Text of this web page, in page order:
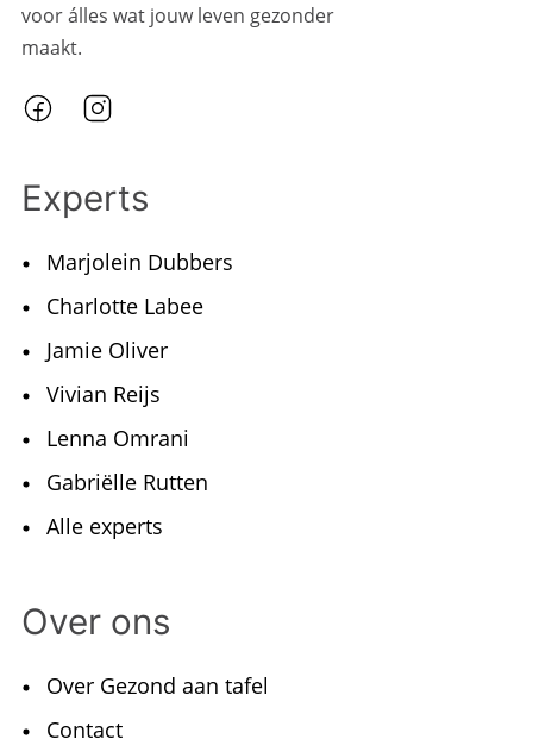
voor álles wat jouw leven gezonder
maakt.
Experts
Marjolein Dubbers
Charlotte Labee
Jamie Oliver
Vivian Reijs
Lenna Omrani
Gabriëlle Rutten
Alle experts
Over ons
Over Gezond aan tafel
Contact